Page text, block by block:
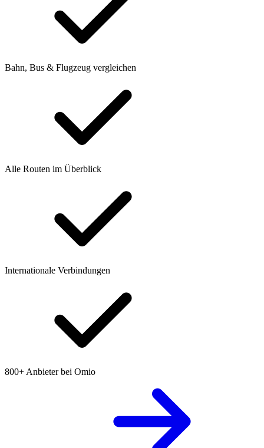
Bahn, Bus & Flugzeug vergleichen
Alle Routen im Überblick
Internationale Verbindungen
800+ Anbieter bei Omio